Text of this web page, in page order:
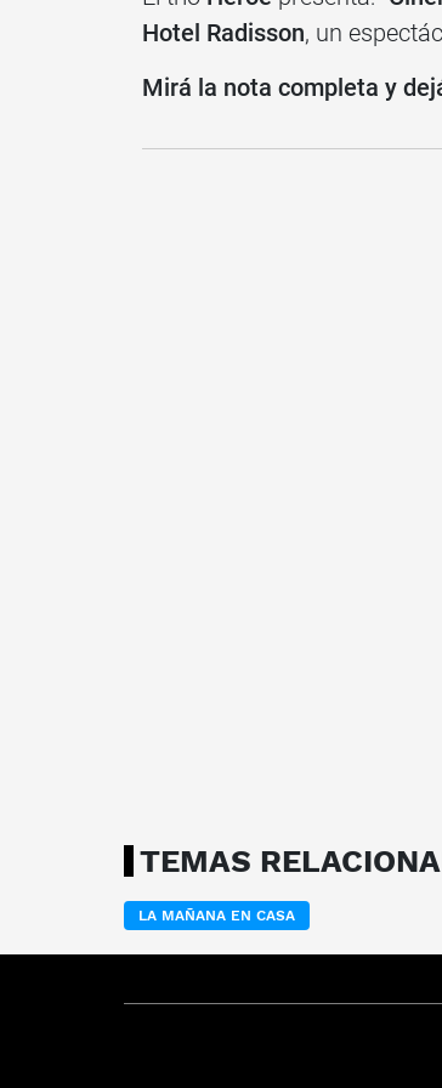
Hotel Radisson, un
Mirá la nota completa y
TEMAS
LA MAÑANA EN CASA